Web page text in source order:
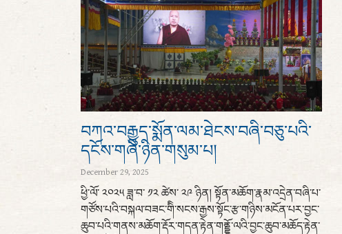
བཀའ་བརྒྱུད་སྨོན་ལམ་ཐེངས་བཞི་བཅུ་པའི་
དངོས་གཞི་ཉིན་གསུམ་པ།
December 29, 2025
ཕྱི་ལོ་ ༢༠༢༥ ཟླ་བ་ ༡༢ ཚེས་ ༢༩ ཉིན། སྟོན་མཆོག་རྣམ་འདྲེན་བཞི་པ་
གཙོས་པའི་བསྐལ་བཟང་གིི་སངས་རྒྱས་སྟོང་རྩ་གཉིས་མངོན་པར་བྱང་
ཆུབ་པའི་གནས་མཆོག་རྡོར་གདན་རྟེན་གནྡྷོ་ལའི་བྱང་ཆུབ་མཆོད་རྟེན་